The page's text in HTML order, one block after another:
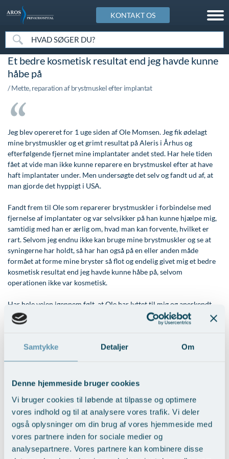
Samtykke Detaljer Om
Denne hjemmeside bruger cookies
Vi bruger cookies til løbende at tilpasse og optimere
vores indhold og til at analysere vores trafik. Vi deler
også oplysninger om din brug af vores hjemmeside med
vores partnere inden for sociale medier og
analysepartnere. Vores partnere kan kombinere disse
Vores specialer
Anæstesi ( bedøvelse)
Brystsygdomme
Helbredsundersøgelse
Hjerne- og rygkirurgi
Kardiologi (hjertesygdomme)
Kosmetisk Center
Lunge-astma-allergi
Mave-tarm kirurgi
Menopause- og hormonterapi
Thoraxkirurgi (slipping rib)
Ultralydsscanning
Urologi (Urinvejssygdomme)
Art of Skin Academy
Art of Skin Academy
Botulinumtoksin (Botox) - Registreringskursus
Fillers - Registreringskursus
Hold 2026 - Tilmeld dig kursus
Kemisk peeling
Komplikationer og uønskede hændelser
Modelopskrivning
Plasmaprodukter i æstetisk, kosmetisk og anti-
aging medicin
Prisliste
Skriv dig op
Speciallægepraksis
Øre-næse-hals speciallægepraksis
Speciallægepraksis i hudsygdomme
Patientforløb
Patientforløb
Forplejning
Kontrol og efterbehandling
Operation og indlæggelse
Patientudtalelser og anmeldelser
Tidsbestilling
Udskrivelse
Info & Service
Info & Service
Besøgstider
Cookiepolitik
Finansiering af din behandling
Gavekort
Ingen ventetid
Kontakt os & Find vej
Kvalitet og patienttilfredshed
Nyttige links
Standardbetingelser for privatbetalte
operationer
Ventetid i det offentlige - Frit sygehusvalg
Om AROS
Om AROS
AROS historie
Jobmuligheder hos os
Kontakt os & Find vej
Nyheder & Artikler
Tilmeld dig til vores nyhedsbrev
Vores mål
KONTAKT OS
Et bedre kosmetisk resultat end jeg havde kunne
håbe på
/ Mette, reparation af brystmuskel efter implantat
Jeg blev opereret for 1 uge siden af Ole Momsen. Jeg fik ødelagt
mine brystmuskler og et grimt resultat på Aleris i Århus og
efterfølgende fjernet mine implantater andet sted. Har hele tiden
fået at vide man ikke kunne reparere en brystmuskel efter at have
haft implantater under. Men undersøgte det selv og fandt ud af, at
man gjorde det hyppigt i USA.
Fandt frem til Ole som reparerer brystmuskler i forbindelse med
fjernelse af implantater og var selvsikker på han kunne hjælpe mig,
samtidig med han er ærlig om, hvad man kan forvente, hvilket er
rart. Selvom jeg endnu ikke kan bruge mine brystmuskler og se at
syningerne har holdt, så har han også på en eller anden måde
formået at forme mine bryster så flot og endelig givet mig et bedre
kosmetisk resultat end jeg havde kunne håbe på, selvom
operationen ikke var kosmetisk.
Har hele vejen igennem følt, at Ole har lyttet til mig og anerkendt
mine følelser, hvilket jeg hos andre kirurger ikke har følt. Hvis
syningerne holder og min muskel endelig er repareret og
jeg kun sige, at Ole har givet mig mit liv igen!!
Tilbage til Patienternes udtalelser